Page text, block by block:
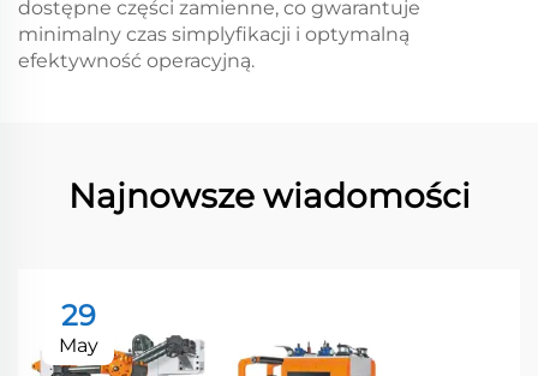
dostępne części zamienne, co gwarantuje
minimalny czas simplyfikacji i optymalną
efektywność operacyjną.
Najnowsze wiadomości
29
May